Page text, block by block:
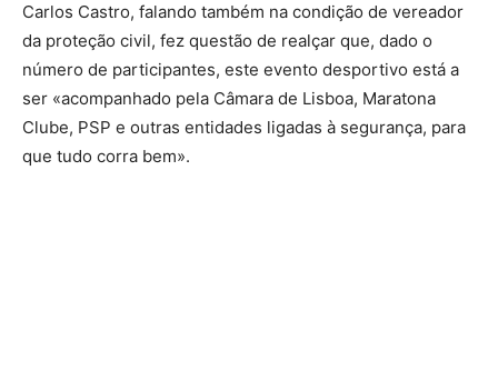
Carlos Castro, falando também na condição de vereador
da proteção civil, fez questão de realçar que, dado o
número de participantes, este evento desportivo está a
ser «acompanhado pela Câmara de Lisboa, Maratona
Clube, PSP e outras entidades ligadas à segurança, para
que tudo corra bem».